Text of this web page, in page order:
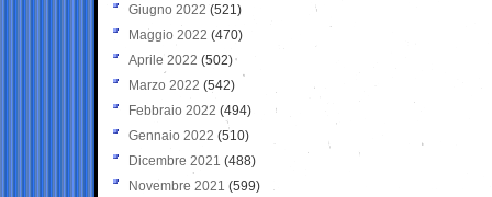
Giugno 2022 (521)
Maggio 2022 (470)
Aprile 2022 (502)
Marzo 2022 (542)
Febbraio 2022 (494)
Gennaio 2022 (510)
Dicembre 2021 (488)
Novembre 2021 (599)